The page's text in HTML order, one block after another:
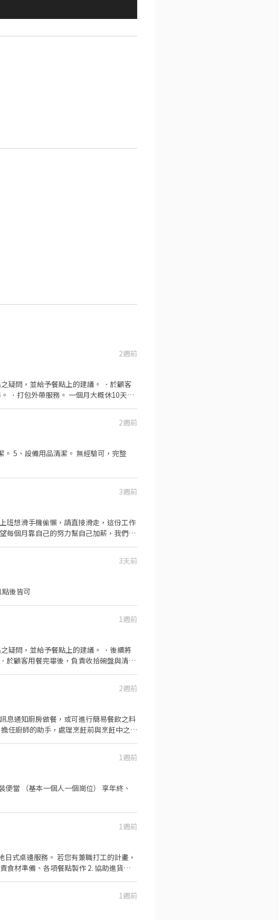
2週前
疑問，並給予餐點上的建議。 ．於顧客
．打包外帶服務。 一個月大概休10天左
2週前
清潔。 無經驗可，完整
3週前
班想滑手機偷懶，請直接滑走，這份工作
每個月靠自己的努力幫自己加薪，我們找
3天前
後皆可
1週前
疑問，並給予餐點上的建議。 ．後續將
於顧客用餐完畢後，負責收拾碗盤與清理
2週前
息通知廚房做餐，或可進行簡易餐飲之料
任廚師的助手，處理烹飪前與烹飪中之準
1週前
本一個人一個崗位） 享年終、
1週前
兼職打工的計畫，
方便。 ✅歡迎無餐飲工作經驗、對餐飲業
『加入三澧 成為家
1週前